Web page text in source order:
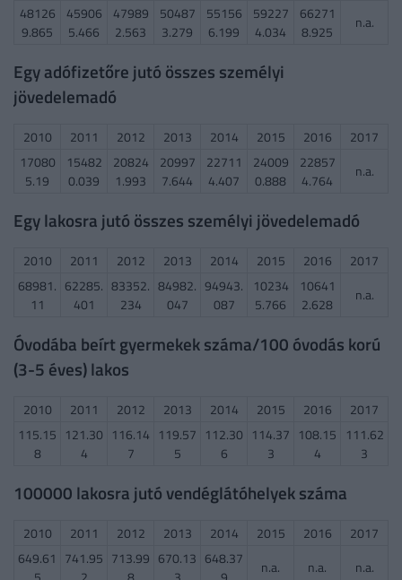
48126
9.865
45906
5.466
47989
2.563
50487
3.279
55156
6.199
59227
4.034
66271
8.925
n.a.
Egy adófizetőre jutó összes személyi
jövedelemadó
2010 2011 2012 2013 2014 2015 2016
2017
17080
5.19
15482
0.039
20824
1.993
20997
7.644
22711
4.407
24009
0.888
22857
4.764
n.a.
Egy lakosra jutó összes személyi jövedelemadó
2010 2011 2012 2013 2014 2015 2016
2017
68981.
11
62285.
401
83352.
234
84982.
047
94943.
087
10234
5.766
10641
2.628
n.a.
Óvodába beírt gyermekek száma/100 óvodás korú
(3-5 éves) lakos
2010 2011 2012 2013 2014 2015 2016
2017
115.15
8
121.30
4
116.14
7
119.57
5
112.30
6
114.37
3
108.15
4
111.62
3
100000 lakosra jutó vendéglátóhelyek száma
2010 2011 2012 2013 2014 2015 2016
2017
649.61 741.95 713.99 670.13 648.37
n.a. n.a. n.a.